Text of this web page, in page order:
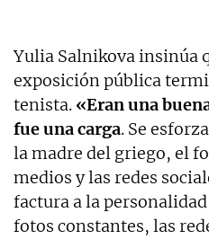
Yulia Salnikova insinúa
exposición pública
tenista. «Eran una
fue una carga. Se
la madre del griego, el
medios y las redes
factura a la
fotos constantes, las